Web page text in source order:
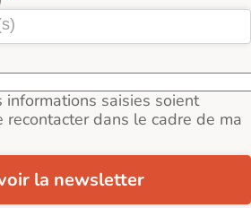
informations saisies soient
recontacter dans le cadre de ma
la newsletter